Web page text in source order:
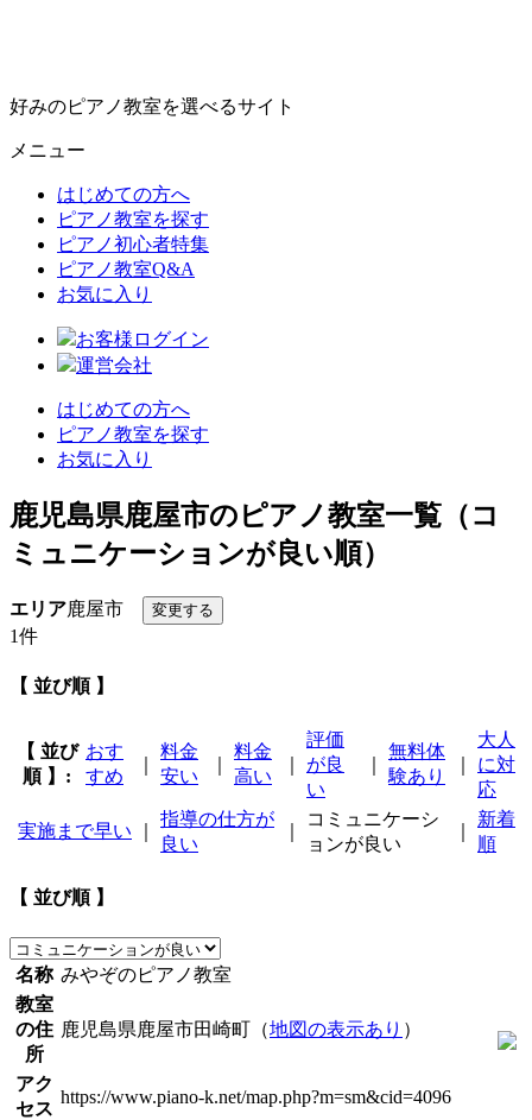
好みのピアノ教室を選べるサイト
メニュー
はじめての方へ
ピアノ教室を探す
ピアノ初心者特集
ピアノ教室Q&A
お気に入り
お客様ログイン
運営会社
はじめての方へ
ピアノ教室を探す
お気に入り
鹿児島県鹿屋市のピアノ教室一覧（コ
ミュニケーションが良い順）
エリア鹿屋市
1件
【 並び順 】
【 並び
順 】:
おす
すめ
料金
安い
料金
高い
評価
が良
い
無料体
験あり
大人
に対
応
実施まで早い
指導の仕方が
良い
コミュニケーシ
ョンが良い
新着
順
【 並び順 】
名称 みやぞのピアノ教室
教室
の住
所
鹿児島県鹿屋市田崎町（地図の表示あり ）
アク
セス
https://www.piano-k.net/map.php?m=sm&cid=4096